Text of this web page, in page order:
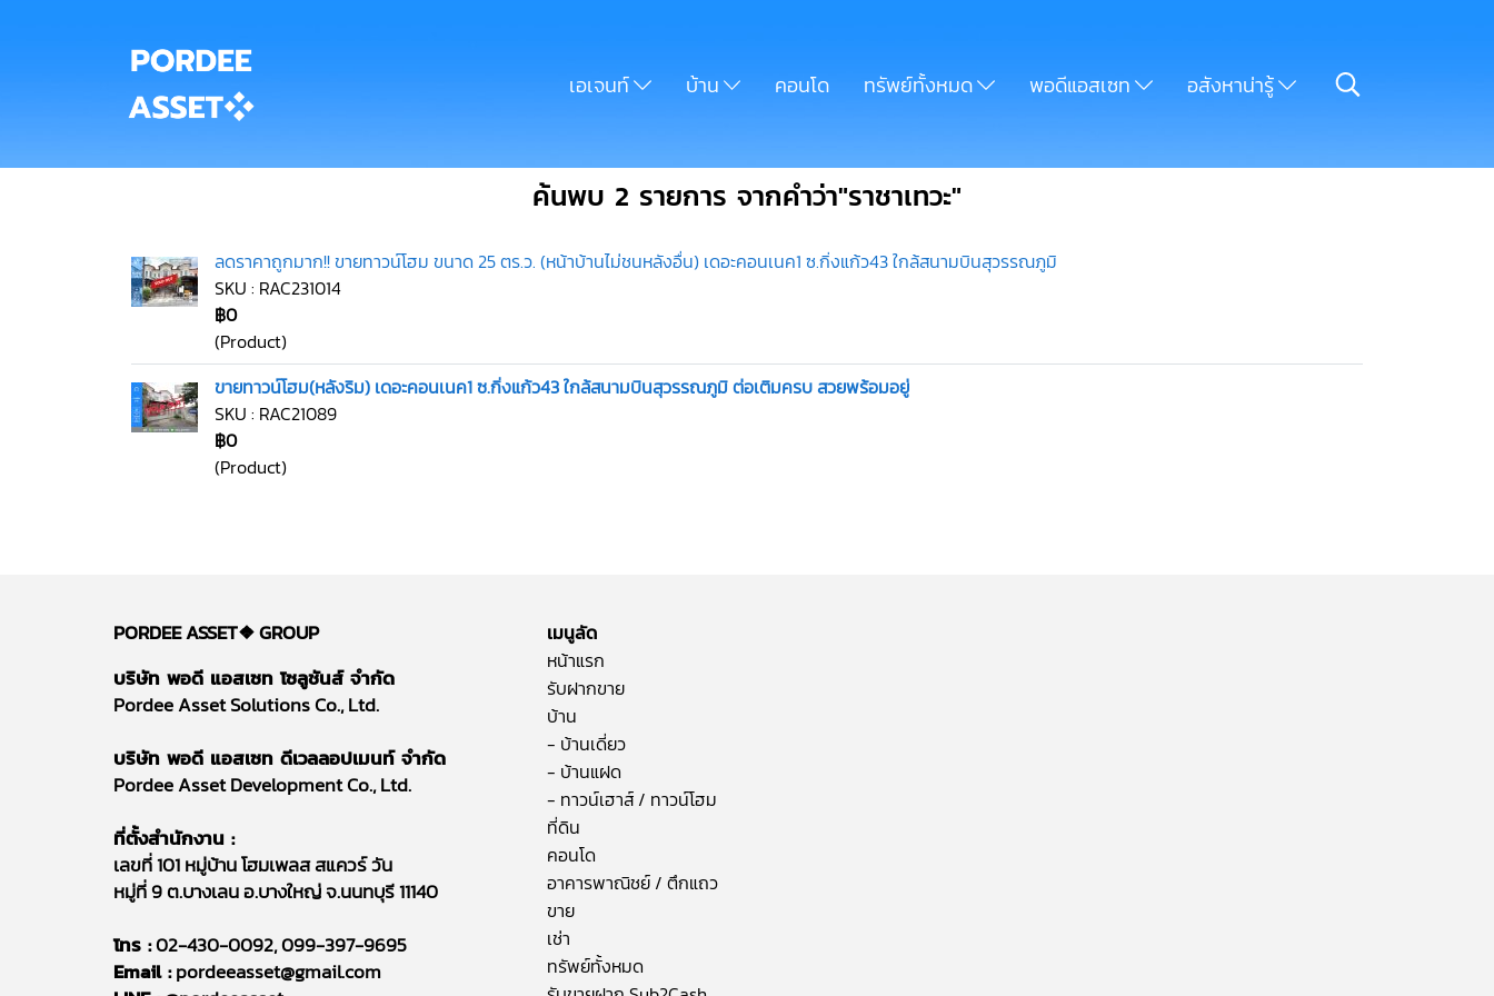
เอเจนท์ บ้าน คอนโด ทรัพย์ทั้งหมด พอดีแอสเซท อสังหาน่ารู้
ค้นพบ 2 รายการ จากคำว่า"ราชาเทวะ"
ลดราคาถูกมาก!! ขายทาวน์โฮม ขนาด 25 ตร.ว. (หน้าบ้านไม่ชนหลังอื่น) เดอะคอนเนค1 ซ.กิ่งแก้ว43 ใกล้สนามบินสุวรรณภูมิ
SKU : RAC231014
฿0
(Product)
ขายทาวน์โฮม(หลังริม) เดอะคอนเนค1 ซ.กิ่งแก้ว43 ใกล้สนามบินสุวรรณภูมิ ต่อเติมครบ สวยพร้อมอยู่
SKU : RAC21089
฿0
(Product)
PORDEE ASSET❖GROUP
บริษัท พอดี แอสเซท โซลูชันส์ จำกัด
Pordee Asset Solutions Co., Ltd.
บริษัท พอดี แอสเซท ดีเวลลอปเมนท์ จำกัด
Pordee Asset Development Co., Ltd.
ที่ตั้งสำนักงาน :
เลขที่ 101 หมู่บ้าน โฮมเพลส สแควร์ วัน
หมู่ที่ 9 ต.บางเลน อ.บางใหญ่ จ.นนทบุรี 11140
โทร :02-430-0092, 099-397-9695
Email :pordeeasset@gmail.com
เมนูลัด
หน้าแรก
รับฝากขาย
บ้าน
- บ้านเดี่ยว
- บ้านแฝด
- ทาวน์เฮาส์ / ทาวน์โฮม
ที่ดิน
คอนโด
อาคารพาณิชย์ / ตึกแถว
ขาย
เช่า
ทรัพย์ทั้งหมด